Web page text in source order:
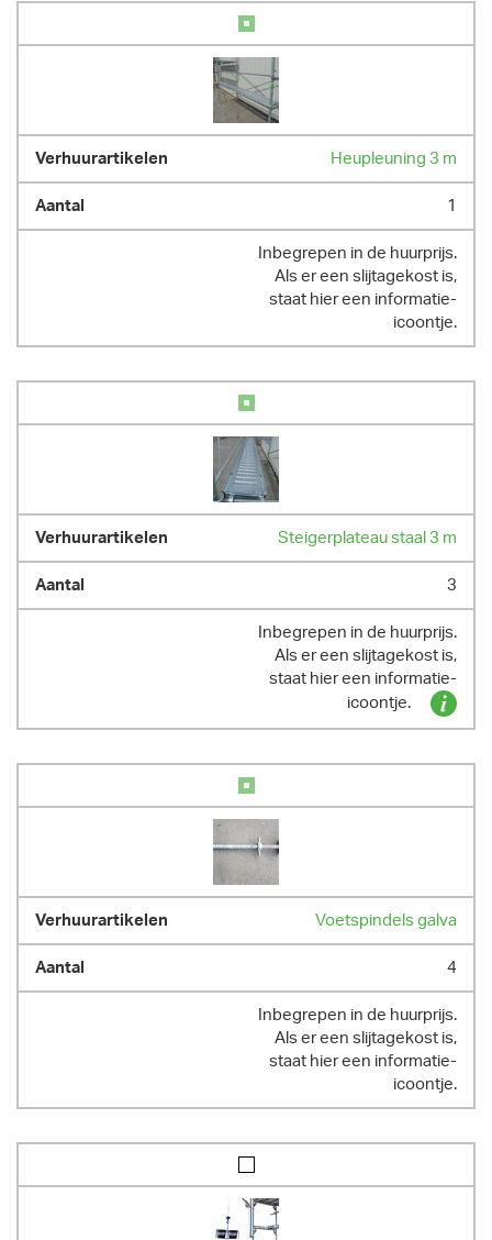
Heupleuning 3 m
1
Inbegrepen in de huurprijs.
Als er een slijtagekost is,
staat hier een informatie-
icoontje.
Steigerplateau staal 3 m
3
Inbegrepen in de huurprijs.
Als er een slijtagekost is,
staat hier een informatie-
icoontje.
Voetspindels galva
4
Inbegrepen in de huurprijs.
Als er een slijtagekost is,
staat hier een informatie-
icoontje.